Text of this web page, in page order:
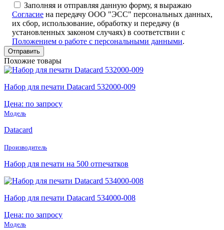
Заполняя и отправляя данную форму, я выражаю
Согласие на передачу ООО "ЭСС" персональных данных,
их сбор, использование, обработку и передачу (в
установленных законом случаях) в соответствии с
Положением о работе с персональными данными.
Похожие товары
Набор для печати Datacard 532000-009
Цена: по запросу
Модель
Datacard
Производитель
Набор для печати на 500 отпечатков
Набор для печати Datacard 534000-008
Цена: по запросу
Модель